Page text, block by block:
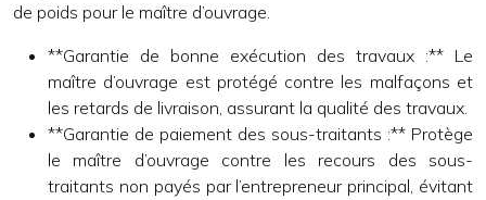
de poids pour le maître d’ouvrage.
**Garantie de bonne exécution des travaux :** Le
maître d’ouvrage est protégé contre les malfaçons et
les retards de livraison, assurant la qualité des travaux.
**Garantie de paiement des sous-traitants :** Protège
le maître d’ouvrage contre les recours des sous-
traitants non payés par l’entrepreneur principal, évitant